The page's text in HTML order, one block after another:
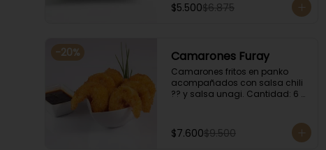
$5.500$6.875
-20% Camarones Furay
Camarones fritos en panko
acompañados con salsa chili
?? y salsa unagi. Cantidad: 6
$7.600$9.500